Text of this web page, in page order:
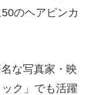
のヘアピンカ
な写真家・映
ク」でも活躍